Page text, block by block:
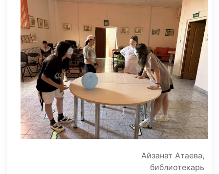
Айзанат Атаева,
библиотекарь